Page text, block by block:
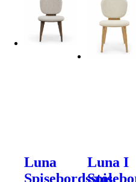
Luna
Spisebordsstol
Luna I